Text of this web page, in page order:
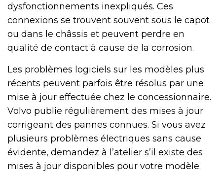
dysfonctionnements inexpliqués. Ces
connexions se trouvent souvent sous le capot
ou dans le châssis et peuvent perdre en
qualité de contact à cause de la corrosion.
Les problèmes logiciels sur les modèles plus
récents peuvent parfois être résolus par une
mise à jour effectuée chez le concessionnaire.
Volvo publie régulièrement des mises à jour
corrigeant des pannes connues. Si vous avez
plusieurs problèmes électriques sans cause
évidente, demandez à l’atelier s’il existe des
mises à jour disponibles pour votre modèle.